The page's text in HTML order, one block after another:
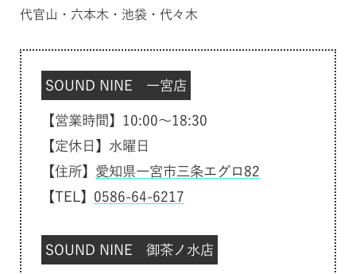
代官山・六本木・池袋・代々木
SOUND NINE 一宮店
【営業時間】10:00～18:30
【定休日】水曜日
【住所】 愛知県一宮市三条エグロ82
【TEL】 0586-64-6217
SOUND NINE 御茶ノ水店